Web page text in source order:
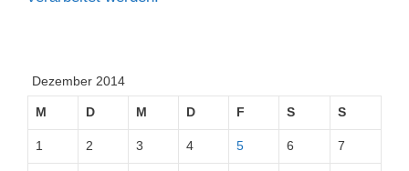
Dezember 2014
M D M D F S S
1 2 3 4 5 6 7